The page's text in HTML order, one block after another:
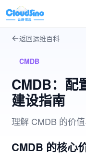
返回运维百科
CMDB
CMDB：配
建设指南
理解 CMDB 的价
CMDB 的核心